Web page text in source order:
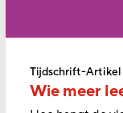
Tijdschrift-Artikel
Wie meer